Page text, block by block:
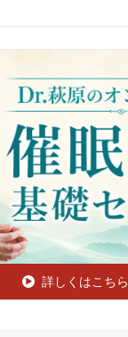
詳しくはこちら